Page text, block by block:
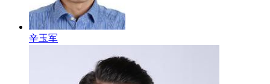
辛玉军